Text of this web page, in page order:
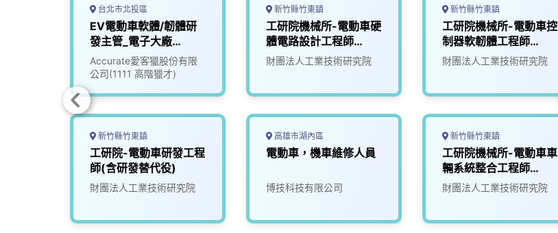
台北市北投區
EV電動車軟體/韌體研
發主管_電子大廠
(3010018)
Accurate愛客獵股份有限
公司(1111 高階獵才)
新竹縣竹東鎮
工研院-電動車研發工程
師(含研發替代役)
財團法人工業技術研究院
新竹縣竹東鎮
工研院機械所-電動車硬
體電路設計工程師
(D400)
財團法人工業技術研究院
高雄市湖內區
電動車，機車維修人員
博技科技有限公司
新竹縣竹東鎮
工研院機械所-電動車控
制器軟韌體工程師
(D400)
財團法人工業技術研究院
新竹縣竹東鎮
工研院機械所-電動車車
輛系統整合工程師
(D400)
財團法人工業技術研究院